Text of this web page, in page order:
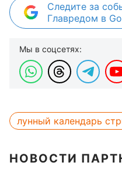
Следите за
Главредом в
Мы в соцсетях:
лунный календарь
НОВОСТИ